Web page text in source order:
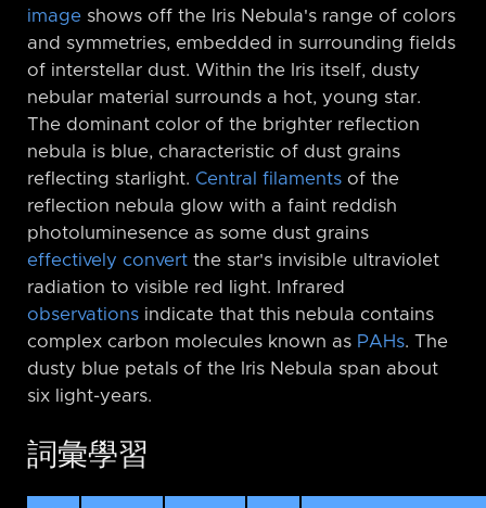
image shows off the Iris Nebula's range of colors
and symmetries, embedded in surrounding fields
of interstellar dust. Within the Iris itself, dusty
nebular material surrounds a hot, young star.
The dominant color of the brighter reflection
nebula is blue, characteristic of dust grains
reflecting starlight. Central filaments of the
reflection nebula glow with a faint reddish
photoluminesence as some dust grains
effectively convert the star's invisible ultraviolet
radiation to visible red light. Infrared
observations indicate that this nebula contains
complex carbon molecules known as PAHs. The
dusty blue petals of the Iris Nebula span about
six light-years.
詞彙學習